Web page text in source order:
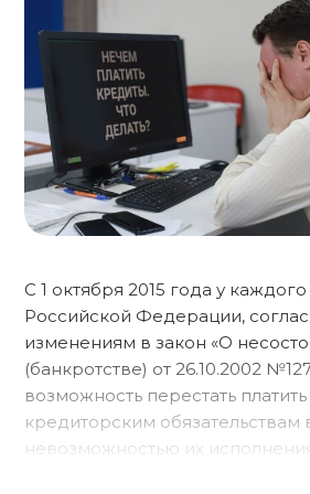
С 1 октября 2015 года у
Российской Федерации,
изменениям в закон «О
(банкротстве) от 26.10.2002
возможность перестать
кредиторским обязательствам
невозможностью их